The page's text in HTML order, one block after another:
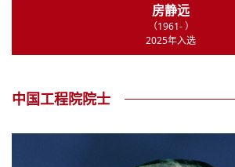
房静远
（1961- ）
2025年入选
中国工程院院士